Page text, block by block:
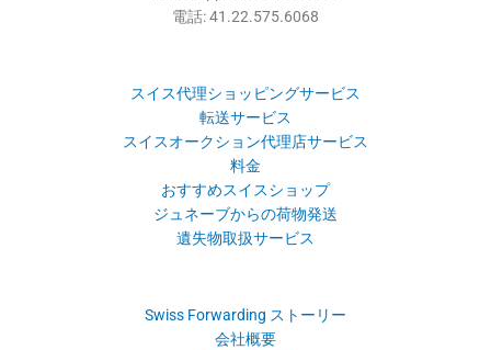
電話: 41.22.575.6068
スイス代理ショッピングサービス
転送サービス
スイスオークション代理店サービス
料金
おすすめスイスショップ
ジュネーブからの荷物発送
遺失物取扱サービス
Swiss Forwarding ストーリー
会社概要